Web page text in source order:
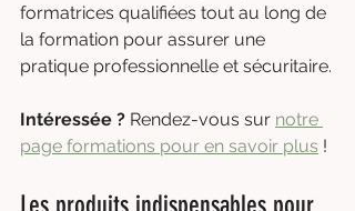
formatrices qualifiées tout au long de
la formation pour assurer une
pratique professionnelle et sécuritaire.
Intéressée ? Rendez-vous sur notre
page formations pour en savoir plus !